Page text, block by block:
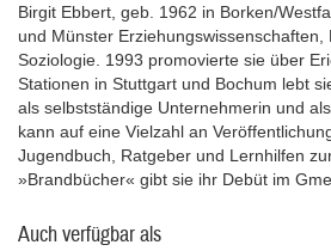
Birgit Ebbert, geb. 1962 in Borken/
und Münster Erziehungswissenschaften,
Soziologie. 1993 promovierte sie über
Stationen in Stuttgart und Bochum lebt
als selbstständige Unternehmerin und
kann auf eine Vielzahl an
Jugendbuch, Ratgeber und Lernhilfen
»Brandbücher« gibt sie ihr Debüt im
Auch verfügbar als